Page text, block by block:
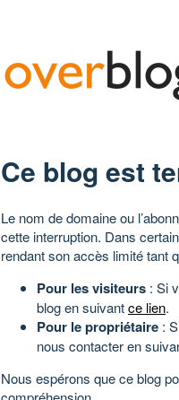
Ce blog est
Le nom de domaine ou
cette interruption. Dans
rendant son accès limité tant
Pour les visiteurs : Si
blog en suivantce lien.
Pour le propriétaire :
nous contacter en
Nous espérons que ce blog